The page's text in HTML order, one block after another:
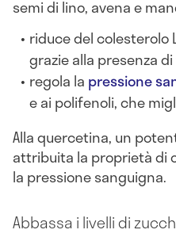
semi di lino, avena e
riduce del colesterolo
grazie alla presenza
regola la pressione
e ai polifenoli, che
Alla quercetina, un
attribuita la proprietà di
la pressione sanguigna.
Abbassa i livelli di